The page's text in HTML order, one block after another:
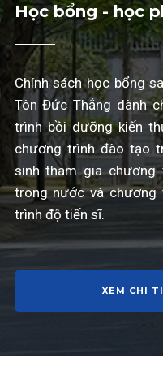
Học bổng - học
Chính sách học bổng
Tôn Đức Thắng dành
trình bồi dưỡng kiến
chương trình đào tạo
sinh tham gia
trong nước và
trình độ tiến sĩ.
XEM CHI